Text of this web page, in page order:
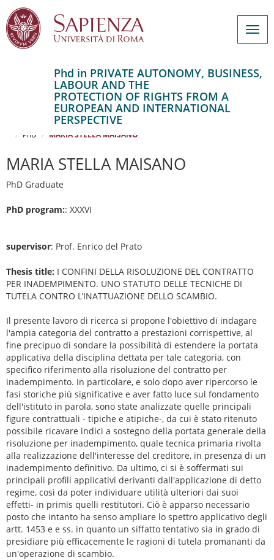
Phd in PRIVATE AUTONOMY, BUSINESS,
LABOUR AND THE
PROTECTION OF RIGHTS FROM A
EUROPEAN AND INTERNATIONAL
PERSPECTIVE
PRIVATE AUTONOMY, BUSINESS, LABOUR AND THE PROTECTION OF
RIGHTS FROM A EUROPEAN AND INTERNATIONAL PERSPECTIVE
PhD
MARIA STELLA MAISANO
MARIA STELLA MAISANO
PhD Graduate
PhD program:: XXXVI
supervisor: Prof. Enrico del Prato
Thesis title: I CONFINI DELLA RISOLUZIONE DEL CONTRATTO
PER INADEMPIMENTO. UNO STATUTO DELLE TECNICHE DI
TUTELA CONTRO L’INATTUAZIONE DELLO SCAMBIO.
Il presente lavoro di ricerca si propone l'obiettivo di indagare
l'ampia categoria del contratto a prestazioni corrispettive, al
fine precipuo di sondare la possibilità di estendere la portata
applicativa della disciplina dettata per tale categoria, con
specifico riferimento alla risoluzione del contratto per
inadempimento. In particolare, e solo dopo aver ripercorso le
fasi storiche più significative e aver fatto luce sul fondamento
dell'istituto in parola, sono state analizzate quelle principali
figure contrattuali - tipiche e atipiche-, da cui è stato ritenuto
possibile ricavare indici a sostegno della portata generale della
risoluzione per inadempimento, quale tecnica primaria rivolta
alla realizzazione dell'interesse del creditore, in presenza di un
inadempimento definitivo. Da ultimo, ci si è soffermati sui
principali profili applicativi derivanti dall'applicazione di detto
regime, così da poter individuare utilità ulteriori dai suoi
effetti- in primis quelli restitutori. Ciò è apparso necessario
posto che intanto ha senso ampliare lo spettro applicativo degli
artt. 1453 e e ss. in quanto un siffatto tentativo sia in grado di
presidiare più efficacemente le ragioni di tutela promananti da
un'operazione di scambio.